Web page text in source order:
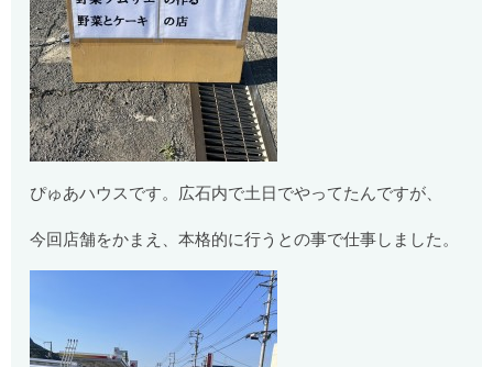
ぴゅあハウスです。広石内で土日でやってたんですが、
今回店舗をかまえ、本格的に行うとの事で仕事しました。